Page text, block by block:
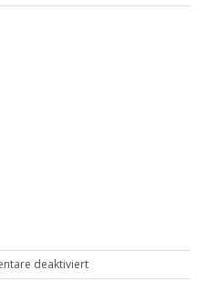
deaktiviertfür
Osnabrück